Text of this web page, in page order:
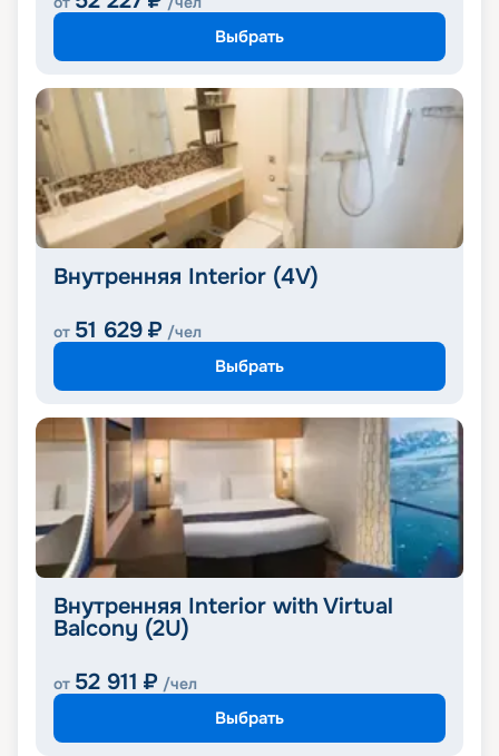
Выбрать
Внутренняя Interior (4V)
от 51 629 ₽ /чел
Выбрать
Внутренняя Interior with Virtual
Balcony (2U)
от 52 911 ₽ /чел
Выбрать